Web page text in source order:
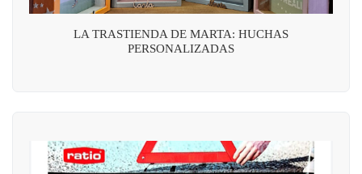
LA TRASTIENDA DE MARTA: HUCHAS
PERSONALIZADAS